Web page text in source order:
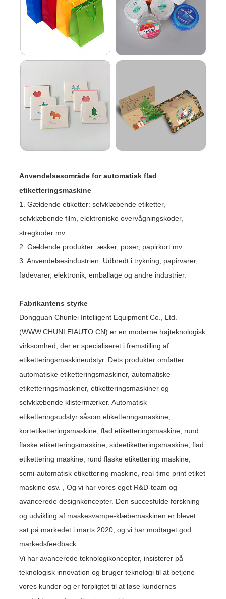
Anvendelsesområde for automatisk flad
etiketteringsmaskine
1. Gældende etiketter: selvklæbende etiketter,
selvklæbende film, elektroniske overvågningskoder,
stregkoder mv.
2. Gældende produkter: æsker, poser, papirkort mv.
3. Anvendelsesindustrien: Udbredt i trykning, papirvarer,
fødevarer, elektronik, emballage og andre industrier.
Fabrikantens styrke
Dongguan Chunlei Intelligent Equipment Co., Ltd.
(WWW.CHUNLEIAUTO.CN) er en moderne højteknologisk
virksomhed, der er specialiseret i fremstilling af
etiketteringsmaskineudstyr. Dets produkter omfatter
automatiske etiketteringsmaskiner, automatiske
etiketteringsmaskiner, etiketteringsmaskiner og
selvklæbende klistermærker. Automatisk
etiketteringsudstyr såsom etiketteringsmaskine,
kortetiketteringsmaskine, flad etiketteringsmaskine, rund
flaske etiketteringsmaskine, sideetiketteringsmaskine, flad
etikettering maskine, rund flaske etikettering maskine,
semi-automatisk etikettering maskine, real-time print etiket
maskine osv. , Og vi har vores eget R&D-team og
avancerede designkoncepter. Den succesfulde forskning
og udvikling af maskesvampe-klæbemaskinen er blevet
sat på markedet i marts 2020, og vi har modtaget god
markedsfeedback.
Vi har avancerede teknologikoncepter, insisterer på
teknologisk innovation og bruger teknologi til at betjene
vores kunder og er forpligtet til at løse kundernes